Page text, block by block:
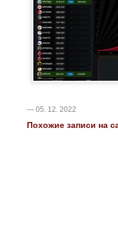
— 05. 12. 2022
Похожие записи на